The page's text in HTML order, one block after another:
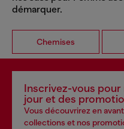
démarquer.
Chemises
Inscrivez-vous
jour et des
Vous découvrirez en
collections et nos